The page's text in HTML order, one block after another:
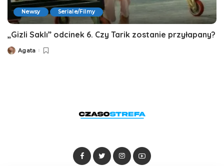
Newsy Seriale/Filmy
„Gizli Saklı” odcinek 6. Czy Tarik zostanie przyłapany?
Posted
Agata